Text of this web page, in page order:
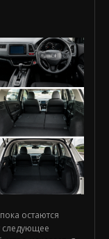
остаются
следующее